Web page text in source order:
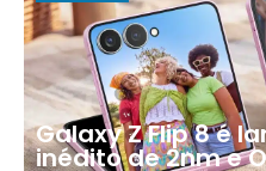
Galaxy Z Flip 8 é
inédito de 2nm e